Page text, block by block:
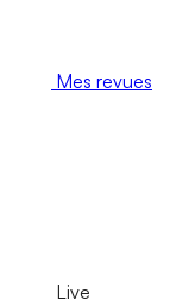
Mes revues
Live